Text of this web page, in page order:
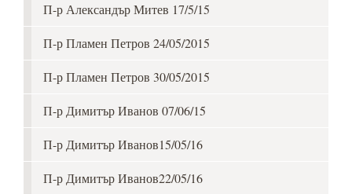
П-р Александър Митев 17/5/15
П-р Пламен Петров 24/05/2015
П-р Пламен Петров 30/05/2015
П-р Димитър Иванов 07/06/15
П-р Димитър Иванов15/05/16
П-р Димитър Иванов22/05/16